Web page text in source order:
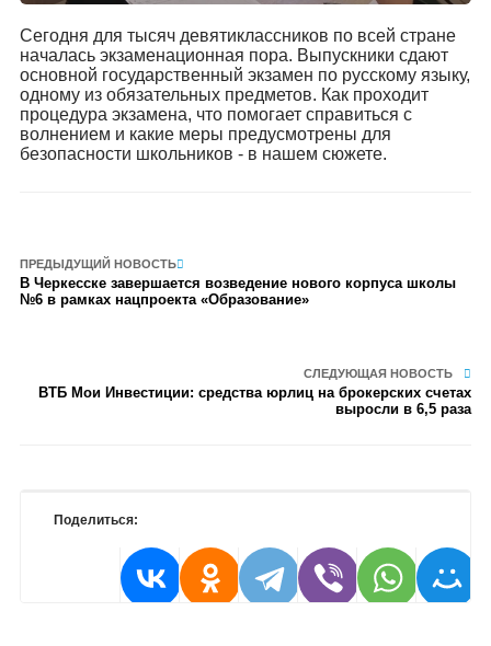
Сегодня для тысяч девятиклассников по всей стране
началась экзаменационная пора. Выпускники сдают
основной государственный экзамен по русскому языку,
одному из обязательных предметов. Как проходит
процедура экзамена, что помогает справиться с
волнением и какие меры предусмотрены для
безопасности школьников - в нашем сюжете.
ПРЕДЫДУЩИЙ НОВОСТЬ
В Черкесске завершается возведение нового корпуса школы
№6 в рамках нацпроекта «Образование»
СЛЕДУЮЩАЯ НОВОСТЬ
ВТБ Мои Инвестиции: средства юрлиц на брокерских счетах
выросли в 6,5 раза
Поделиться: